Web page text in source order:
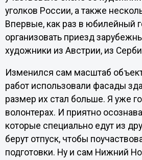
уголков России, а также
Впервые, как раз в юбилейный
организовать приезд
художники из Австрии, из
Изменился сам масштаб
работ использовали фасады
размер их стал больше. Я уже
волонтерах. И приятно
которые специально едут из
берут отпуск, чтобы
подготовки. Ну и сам Нижний